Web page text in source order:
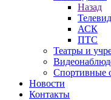
Назад
АСК
ПТС
Театры и
Спортивные
Новости
Контакты